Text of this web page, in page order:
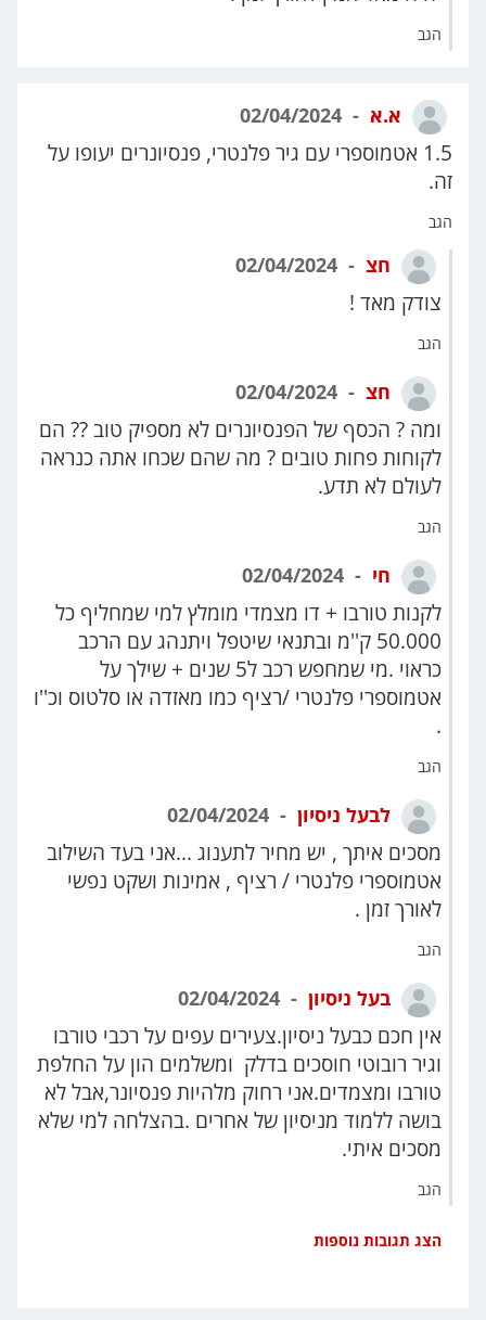
הגב
א.א
1.5 אטמוספרי עם גיר פלנטרי, פנסיונרים יעופו על
זה.
הגב
חצ
צודק מאד !
הגב
חצ
ומה ? הכסף של הפנסיונרים לא מספיק טוב ?? הם
לקוחות פחות טובים ? מה שהם שכחו אתה כנראה
לעולם לא תדע.
הגב
חי
לקנות טורבו + דו מצמדי מומלץ למי שמחליף כל
50.000 ק''מ ובתנאי שיטפל ויתנהג עם הרכב
כראוי .מי שמחפש רכב ל5 שנים + שילך על
אטמוספרי פלנטרי /רציף כמו מאזדה או סלטוס וכ''ו
.
הגב
לבעל ניסיון
מסכים איתך , יש מחיר לתענוג ...אני בעד השילוב
אטמוספרי פלנטרי / רציף , אמינות ושקט נפשי
לאורך זמן .
הגב
בעל ניסיון
אין חכם כבעל ניסיון.צעירים עפים על רכבי טורבו
וגיר רובוטי חוסכים בדלק ומשלמים הון על החלפת
טורבו ומצמדים.אני רחוק מלהיות פנסיונר,אבל לא
בושה ללמוד מניסיון של אחרים .בהצלחה למי שלא
מסכים איתי.
הגב
הצג תגובות נוספות